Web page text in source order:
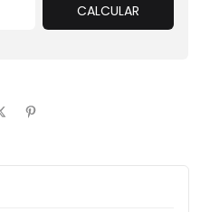
CALCULAR